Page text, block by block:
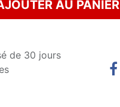
AU PANIER
de 30 jours